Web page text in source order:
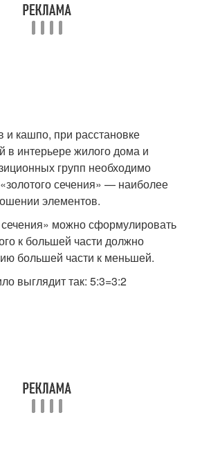
и кашпо, при расстановке
в интерьере жилого дома и
групп необходимо
сечения» — наиболее
элементов.
можно сформулировать
к большей части должно
большей части к меньшей.
выглядит так: 5:3=3:2